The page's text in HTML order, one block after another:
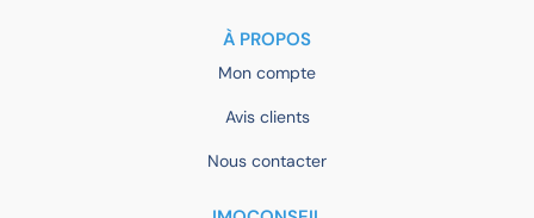
À PROPOS
Mon compte
Avis clients
Nous contacter